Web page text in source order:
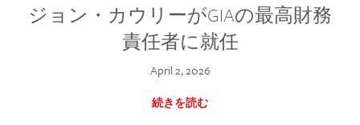
ジョン・カウリーがGIAの最高財務
責任者に就任
April 2, 2026
続きを読む